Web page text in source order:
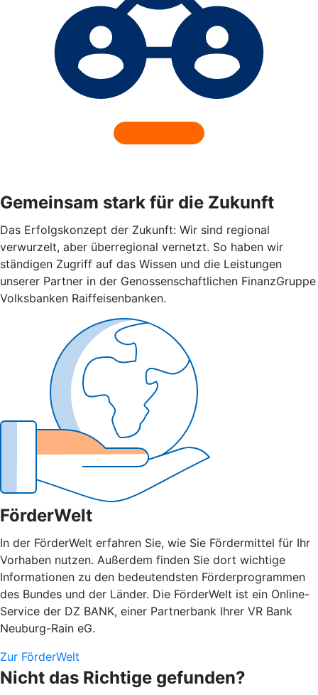
Gemeinsam stark für die Zukunft
Das Erfolgskonzept der Zukunft: Wir sind regional
verwurzelt, aber überregional vernetzt. So haben wir
ständigen Zugriff auf das Wissen und die Leistungen
unserer Partner in der Genossenschaftlichen FinanzGruppe
Volksbanken Raiffeisenbanken.
FörderWelt
In der FörderWelt erfahren Sie, wie Sie Fördermittel für Ihr
Vorhaben nutzen. Außerdem finden Sie dort wichtige
Informationen zu den bedeutendsten Förderprogrammen
des Bundes und der Länder. Die FörderWelt ist ein Online-
Service der DZ BANK, einer Partnerbank Ihrer VR Bank
Neuburg-Rain eG.
Zur FörderWelt
Nicht das Richtige gefunden?